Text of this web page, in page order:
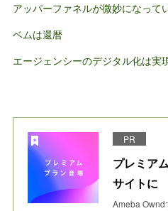
アッパーファネルが微妙になって
ベムは還暦
エージェンシーのデジタル化は実
PR
プレミア
サイトに
Ameba Ownd